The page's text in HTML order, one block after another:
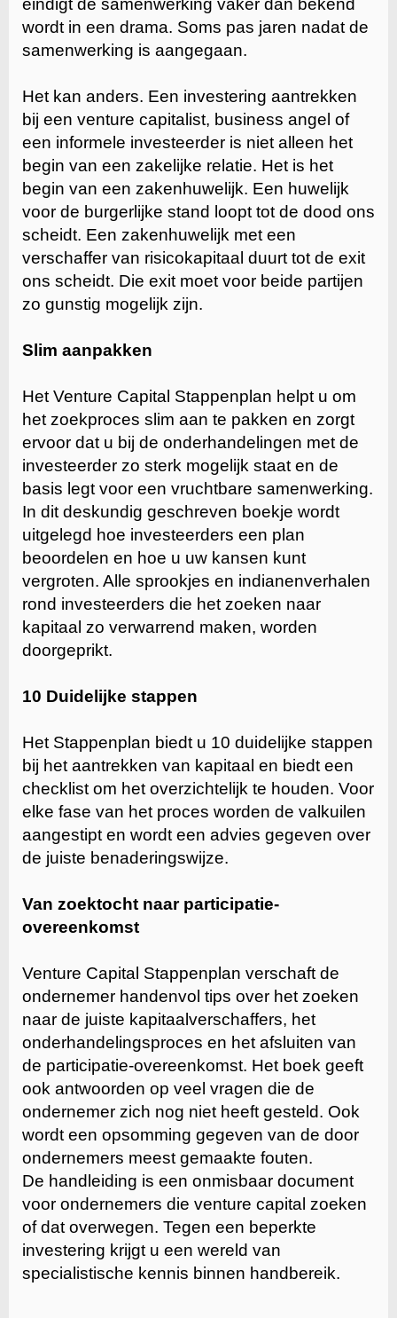
eindigt de samenwerking vaker dan bekend
wordt in een drama. Soms pas jaren nadat de
samenwerking is aangegaan.
Het kan anders. Een investering aantrekken
bij een venture capitalist, business angel of
een informele investeerder is niet alleen het
begin van een zakelijke relatie. Het is het
begin van een zakenhuwelijk. Een huwelijk
voor de burgerlijke stand loopt tot de dood ons
scheidt. Een zakenhuwelijk met een
verschaffer van risicokapitaal duurt tot de exit
ons scheidt. Die exit moet voor beide partijen
zo gunstig mogelijk zijn.
Slim aanpakken
Het Venture Capital Stappenplan helpt u om
het zoekproces slim aan te pakken en zorgt
ervoor dat u bij de onderhandelingen met de
investeerder zo sterk mogelijk staat en de
basis legt voor een vruchtbare samenwerking.
In dit deskundig geschreven boekje wordt
uitgelegd hoe investeerders een plan
beoordelen en hoe u uw kansen kunt
vergroten. Alle sprookjes en indianenverhalen
rond investeerders die het zoeken naar
kapitaal zo verwarrend maken, worden
doorgeprikt.
10 Duidelijke stappen
Het Stappenplan biedt u 10 duidelijke stappen
bij het aantrekken van kapitaal en biedt een
checklist om het overzichtelijk te houden. Voor
elke fase van het proces worden de valkuilen
aangestipt en wordt een advies gegeven over
de juiste benaderingswijze.
Van zoektocht naar participatie-
overeenkomst
Venture Capital Stappenplan verschaft de
ondernemer handenvol tips over het zoeken
naar de juiste kapitaalverschaffers, het
onderhandelingsproces en het afsluiten van
de participatie-overeenkomst. Het boek geeft
ook antwoorden op veel vragen die de
ondernemer zich nog niet heeft gesteld. Ook
wordt een opsomming gegeven van de door
ondernemers meest gemaakte fouten.
De handleiding is een onmisbaar document
voor ondernemers die venture capital zoeken
of dat overwegen. Tegen een beperkte
investering krijgt u een wereld van
specialistische kennis binnen handbereik.